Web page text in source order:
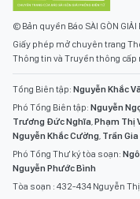
© Bản quyền Báo SÀI GÒN GIẢI
Giấy phép mở chuyên trang
Thông tin và Truyền thông
Tổng Biên tập: Nguyễn Khắc
Phó Tổng Biên tập: Nguyễn
Trương Đức Nghĩa,Phạm Thị
Nguyễn Khắc Cường, Trần Gia
Phó Tổng Thư ký tòa soạn:
Nguyễn Phước Bình
Tòa soạn : 432-434 Nguyễn Thị